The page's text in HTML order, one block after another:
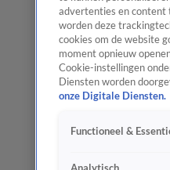
advertenties en content
worden deze
cookies om de website
moment opnieuw
Cookie-instellingen
Diensten worden
onze Digitale Diensten.
Functioneel &